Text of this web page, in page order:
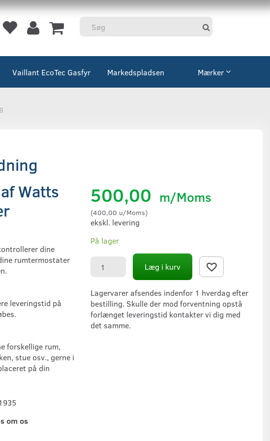
Vaillant EcoTec Gasfyr Markedspladsen Mærker
Watts
dine
rumtermostater
leveringstid på
forskellige rum,
stue osv., gerne i
på din
om os
500,00 m/Moms
(400,00 u/Moms)
ekskl. levering
På lager
Læg i kurv
Lagervarer afsendes indenfor 1 hverdag efter
bestilling. Skulle der mod forventning opstå
forlænget leveringstid kontakter vi dig med
det samme.